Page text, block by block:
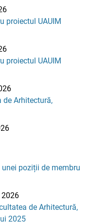
proiectul UAUIM
proiectul UAUIM
Arhitectură,
poziții de membru
de Arhitectură,
2025